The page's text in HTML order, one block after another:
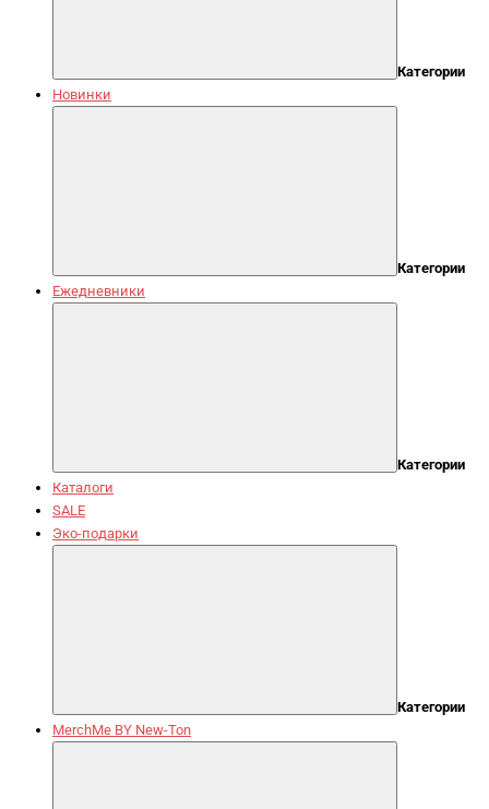
Категории
Новинки
Категории
Ежедневники
Категории
Каталоги
SALE
Эко-подарки
Категории
MerchMe BY New-Ton